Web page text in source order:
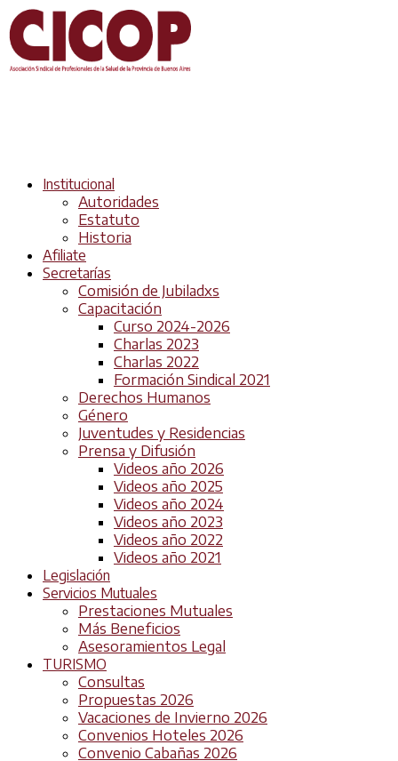
Institucional
Autoridades
Estatuto
Historia
Afiliate
Secretarías
Comisión de Jubiladxs
Capacitación
Curso 2024-2026
Charlas 2023
Charlas 2022
Formación Sindical 2021
Derechos Humanos
Género
Juventudes y Residencias
Prensa y Difusión
Videos año 2026
Videos año 2025
Videos año 2024
Videos año 2023
Videos año 2022
Videos año 2021
Legislación
Servicios Mutuales
Prestaciones Mutuales
Más Beneficios
Asesoramientos Legal
TURISMO
Consultas
Propuestas 2026
Vacaciones de Invierno 2026
Convenios Hoteles 2026
Convenio Cabañas 2026